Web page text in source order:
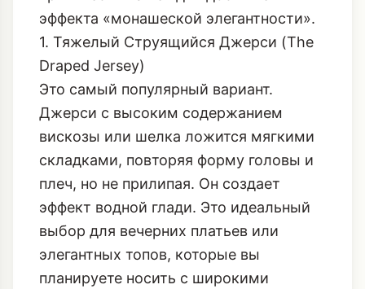
эффекта «монашеской элегантности».
1. Тяжелый Струящийся Джерси (The
Draped Jersey)
Это самый популярный вариант.
Джерси с высоким содержанием
вискозы или шелка ложится мягкими
складками, повторяя форму головы и
плеч, но не прилипая. Он создает
эффект водной глади. Это идеальный
выбор для вечерних платьев или
элегантных топов, которые вы
планируете носить с широкими